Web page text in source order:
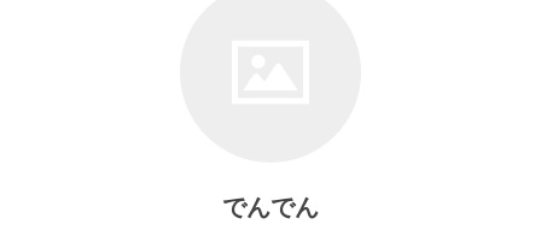
でんでん